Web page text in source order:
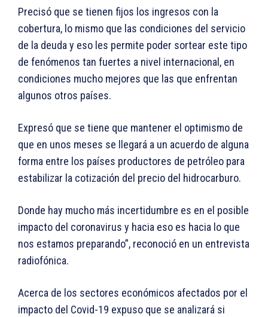
Precisó que se tienen fijos los ingresos con la
cobertura, lo mismo que las condiciones del servicio
de la deuda y eso les permite poder sortear este tipo
de fenómenos tan fuertes a nivel internacional, en
condiciones mucho mejores que las que enfrentan
algunos otros países.
Expresó que se tiene que mantener el optimismo de
que en unos meses se llegará a un acuerdo de alguna
forma entre los países productores de petróleo para
estabilizar la cotización del precio del hidrocarburo.
Donde hay mucho más incertidumbre es en el posible
impacto del coronavirus y hacia eso es hacia lo que
nos estamos preparando”, reconoció en un entrevista
radiofónica.
Acerca de los sectores económicos afectados por el
impacto del Covid-19 expuso que se analizará si